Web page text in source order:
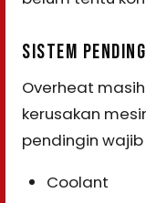
SISTEM
Overheat
kerusakan
pendingin
Coolant